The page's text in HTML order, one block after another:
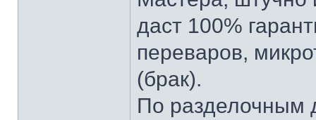
даст 100%
переваров,
(брак).
По разделочным